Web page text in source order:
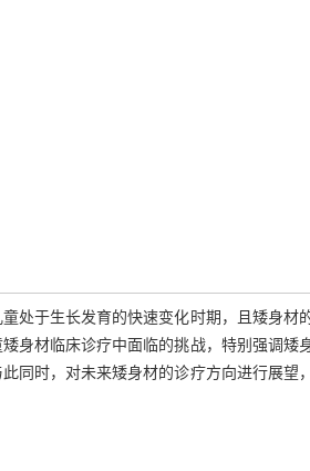
处于生长发育的快速变化时期，且矮身材
身材临床诊疗中面临的挑战，特别强调矮
同时，对未来矮身材的诊疗方向进行展望